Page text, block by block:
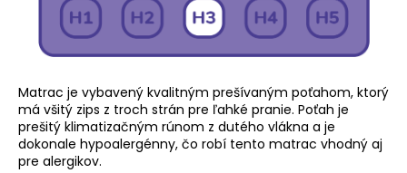
Matrac je vybavený kvalitným prešívaným poťahom, ktorý
má všitý zips z troch strán pre ľahké pranie. Poťah je
prešitý klimatizačným rúnom z dutého vlákna a je
dokonale hypoalergénny, čo robí tento matrac vhodný aj
pre alergikov.